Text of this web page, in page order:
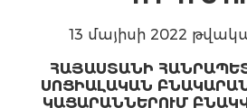
13 մայիսի 2022
ՀԱՅԱՍՏԱՆԻ
ՍՈՑԻԱԼԱԿԱՆ
ԿԱՑԱՐԱՆՆԵՐՈՒՄ